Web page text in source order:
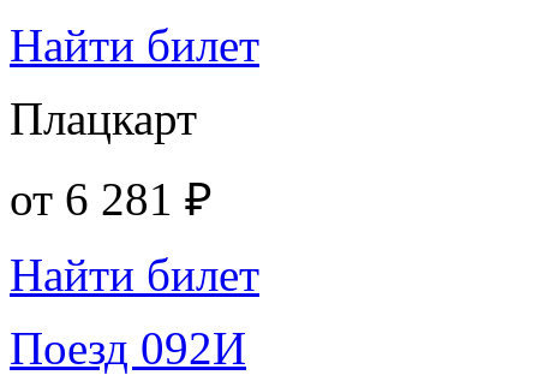
Найти билет
Плацкарт
от 6 281 ₽
Найти билет
Поезд 092И